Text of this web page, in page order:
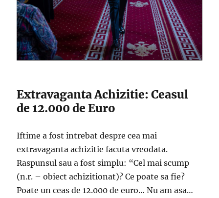
Extravaganta Achizitie: Ceasul
de 12.000 de Euro
Iftime a fost intrebat despre cea mai
extravaganta achizitie facuta vreodata.
Raspunsul sau a fost simplu: “Cel mai scump
(n.r. – obiect achizitionat)? Ce poate sa fie?
Poate un ceas de 12.000 de euro… Nu am asa…